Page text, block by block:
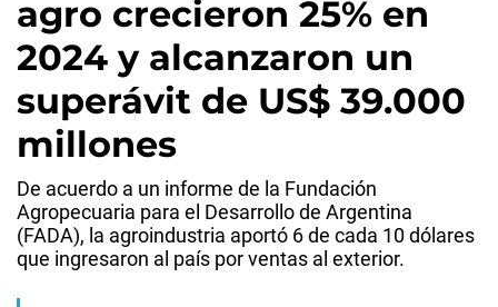
agro crecieron 25% en
2024 y alcanzaron un
superávit de US$ 39.000
millones
De acuerdo a un informe de la Fundación
Agropecuaria para el Desarrollo de Argentina
(FADA), la agroindustria aportó 6 de cada 10 dólares
que ingresaron al país por ventas al exterior.